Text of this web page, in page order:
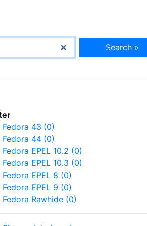
Search »
Fedora 43 (0)
Fedora 44 (0)
Fedora EPEL 10.2 (0)
Fedora EPEL 10.3 (0)
Fedora EPEL 8 (0)
Fedora EPEL 9 (0)
Fedora Rawhide (0)